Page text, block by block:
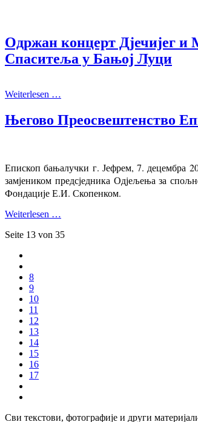
Одржан концерт Дјечијег и
Спаситеља у Бањој Луци
Weiterlesen …
Његово Преосвештенство
Епископ бањалучки г. Јефрем, 7. децембра
замјеником предсједника Одјељења за
Фондације Е.И. Скопенком.
Weiterlesen …
Seite 13 von 35
8
9
10
11
12
13
14
15
16
17
Сви текстови, фотографије и други